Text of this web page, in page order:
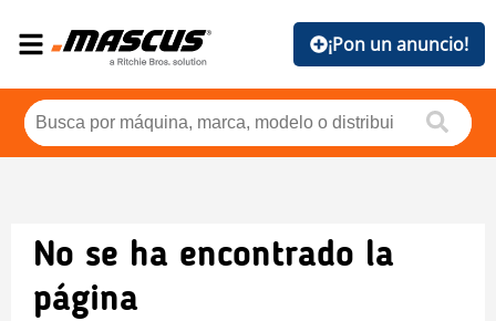
¡Pon un anuncio!
No se ha encontrado la
página